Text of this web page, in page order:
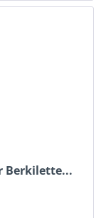
Berkilette...